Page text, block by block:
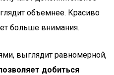
объемнее. Красиво
больше внимания.
выглядит равномерной,
добиться